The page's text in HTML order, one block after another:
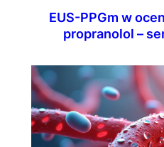
EUS-PPGm w
propranolol –